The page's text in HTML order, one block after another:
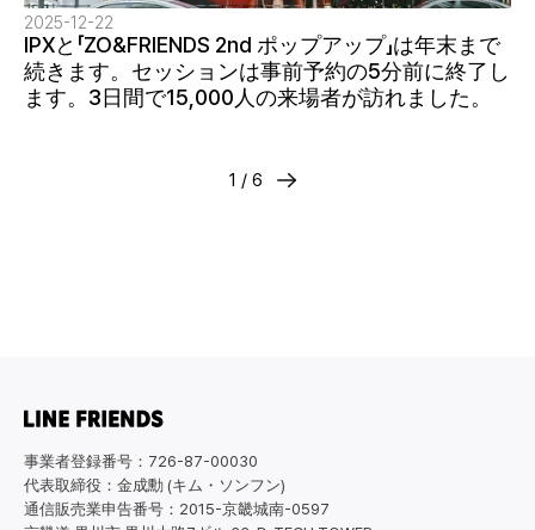
2025-12-22
IPXと「ZO&FRIENDS 2nd ポップアップ」は年末まで
続きます。セッションは事前予約の5分前に終了し
ます。3日間で15,000人の来場者が訪れました。
1 / 6
事業者登録番号：726-87-00030
代表取締役：金成勳 (キム・ソンフン)
通信販売業申告番号：2015-京畿城南-0597